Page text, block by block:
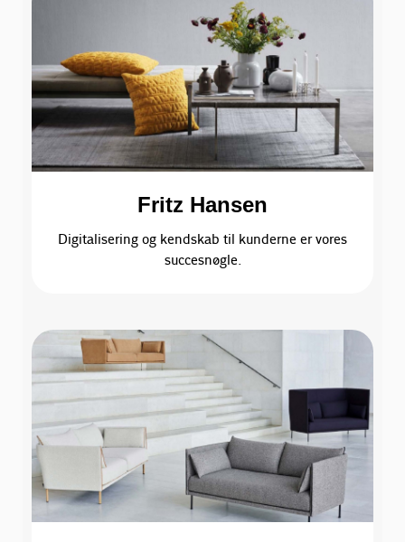
Fritz Hansen
Digitalisering og kendskab til kunderne er vores
succesnøgle.